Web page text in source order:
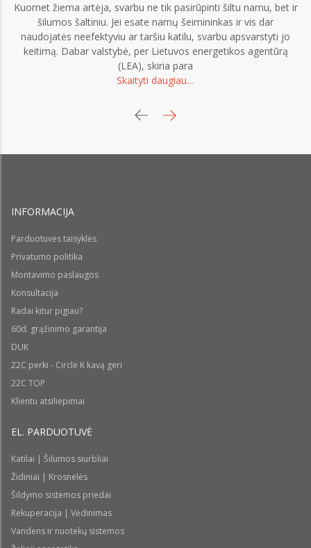
Kuomet žiema artėja, svarbu ne tik pasirūpinti šiltu namu, bet ir
šilumos šaltiniu. Jei esate namų šeimininkas ir vis dar
naudojatės neefektyviu ar taršiu katilu, svarbu apsvarstyti jo
keitimą. Dabar valstybė, per Lietuvos energetikos agentūrą
(LEA), skiria para
Skaityti daugiau…
INFORMACIJA
Parduotuvės taisyklės
Privatumo politika
Montavimo paslaugos
Konsultacija
Radai kitur pigiau?
60d. grąžinimo garantija
DUK
22C perki - Circle K kavą geri
22C TOP
Klientu atsiliepimai
EL. PARDUOTUVĖ
Katilai | Šilumos siurbliai
Židiniai | Krosnelės
Šildymo sistemos priedai
Rekuperacija | Vėdinimas
Vandens ir nuotekų sistemos